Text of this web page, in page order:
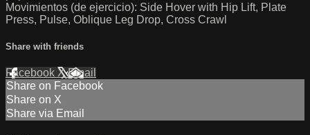
Movimientos (de ejercicio): Side Hover with Hip Lift, Plate
Press, Pulse, Oblique Leg Drop, Cross Crawl
Share with friends
Facebook XEmail
Share on Facebook
Share on X
Share via Email